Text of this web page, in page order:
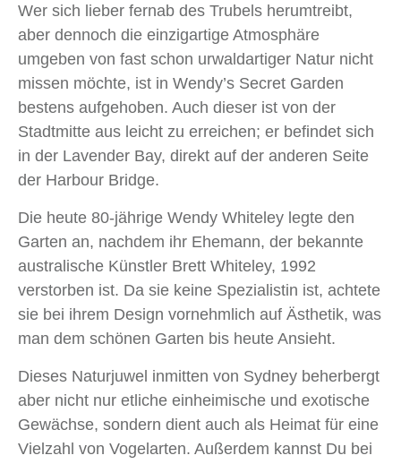
Wer sich lieber fernab des Trubels herumtreibt,
aber dennoch die einzigartige Atmosphäre
umgeben von fast schon urwaldartiger Natur nicht
missen möchte, ist in Wendy’s Secret Garden
bestens aufgehoben. Auch dieser ist von der
Stadtmitte aus leicht zu erreichen; er befindet sich
in der Lavender Bay, direkt auf der anderen Seite
der Harbour Bridge.
Die heute 80-jährige Wendy Whiteley legte den
Garten an, nachdem ihr Ehemann, der bekannte
australische Künstler Brett Whiteley, 1992
verstorben ist. Da sie keine Spezialistin ist, achtete
sie bei ihrem Design vornehmlich auf Ästhetik, was
man dem schönen Garten bis heute Ansieht.
Dieses Naturjuwel inmitten von Sydney beherbergt
aber nicht nur etliche einheimische und exotische
Gewächse, sondern dient auch als Heimat für eine
Vielzahl von Vogelarten. Außerdem kannst Du bei